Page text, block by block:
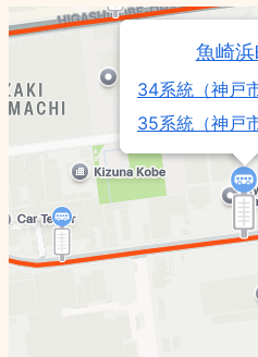
魚崎
34系統（神戸
35系統（神戸